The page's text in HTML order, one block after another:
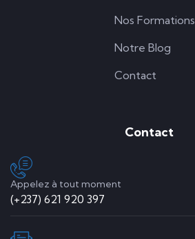
Nos Formations
Notre Blog
Contact
Contact
Appelez à tout moment
(+237) 621 920 397